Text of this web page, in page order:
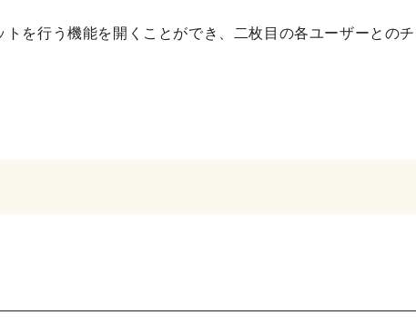
を行う機能を開くことができ、二枚目の各ユーザーとの